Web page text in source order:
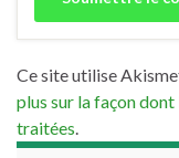
Ce site utilise
plus sur la façon
traitées.